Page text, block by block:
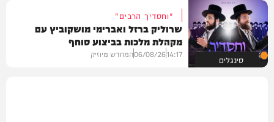
סינגלים
"וחסדיך הרבים"
שרוליק ברזל ואברימי מושקוביץ עם
מקהלת מלכות בביצוע סוחף
14:17
06/08/26המחדש מיוזיק